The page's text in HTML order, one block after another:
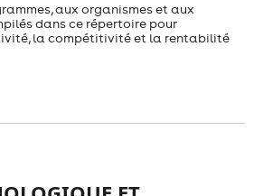
aux organismes et aux
dans ce répertoire pour
la compétitivité et la rentabilité